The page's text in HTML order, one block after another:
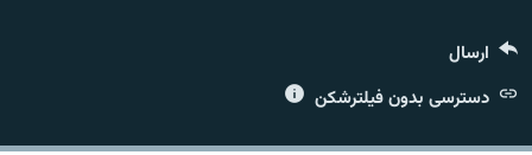
زبان‌های دیگر
ارسال
دسترسی بدون فیلترشکن